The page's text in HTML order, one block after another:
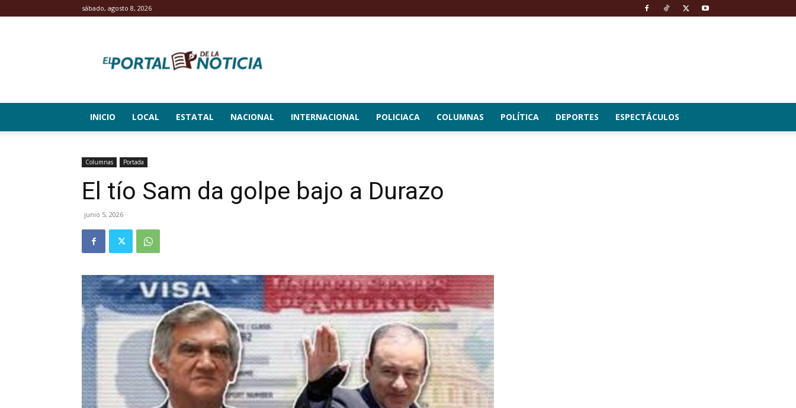
sábado, agosto 8, 2026
Portal
de
INICIO LOCAL ESTATAL NACIONAL INTERNACIONAL POLICIACA COLUMNAS POLÍTICA DEPORTES ESPECTÁCULOS
Columnas Portada
El tío Sam da golpe bajo a Durazo
junio 5, 2026